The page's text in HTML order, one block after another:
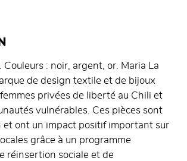
Couleurs : noir, argent, or. Maria La
de design textile et de bijoux
privées de liberté au Chili et
vulnérables. Ces pièces sont
et ont un impact positif important sur
grâce à un programme
réinsertion sociale et de